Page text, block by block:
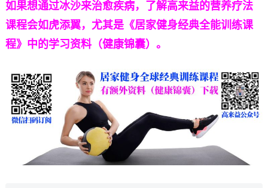
如果想通过冰沙来治愈疾病，了解高来益的营养疗法
课程会如虎添翼，尤其是《居家健身经典全能训练课
程》中的学习资料（健康锦囊）。